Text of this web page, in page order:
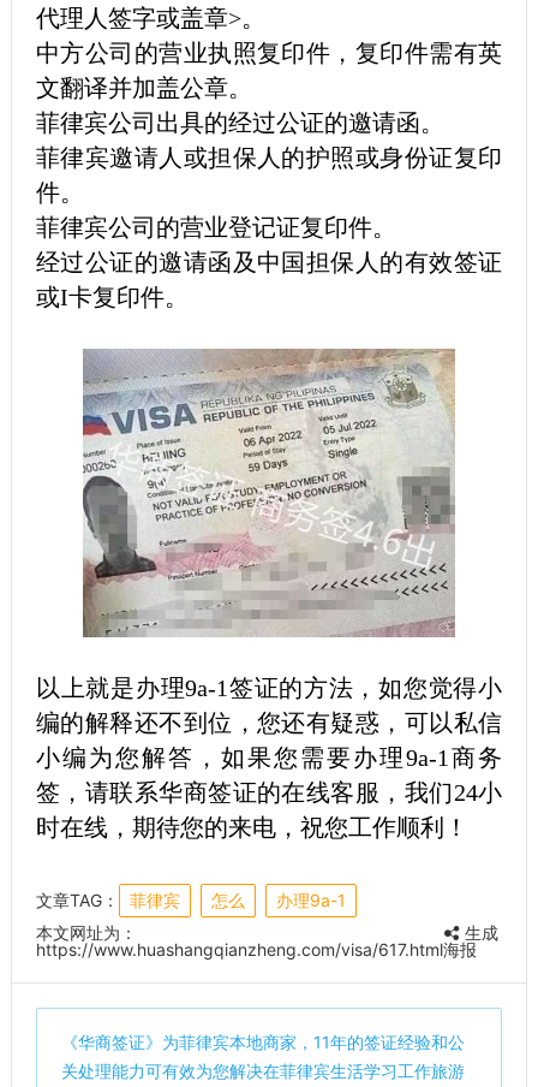
代理人签字或盖章>。
中方公司的营业执照复印件，复印件需有英
文翻译并加盖公章。
菲律宾公司出具的经过公证的邀请函。
菲律宾邀请人或担保人的护照或身份证复印
件。
菲律宾公司的营业登记证复印件。
经过公证的邀请函及中国担保人的有效签证
或I卡复印件。
以上就是办理9a-1签证的方法，如您觉得小
编的解释还不到位，您还有疑惑，可以私信
小编为您解答，如果您需要办理9a-1商务
签，请联系华商签证的在线客服，我们24小
时在线，期待您的来电，祝您工作顺利！
文章TAG： 菲律宾 怎么
办理9a-1
本文网址为：
https://www.huashangqianzheng.com/visa/617.html
生成
海报
《华商签证》为菲律宾本地商家，11年的签证经验和公
关处理能力可有效为您解决在菲律宾生活学习工作旅游